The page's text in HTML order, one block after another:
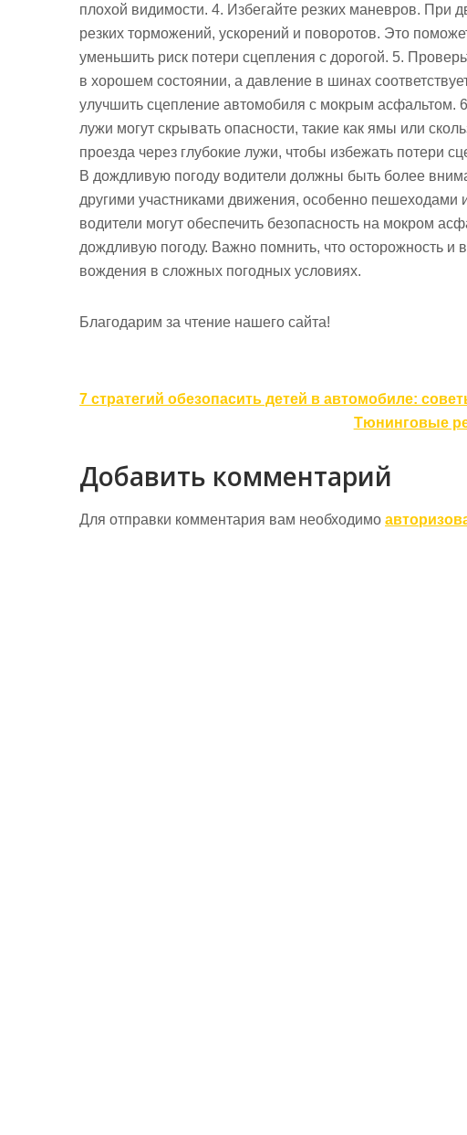
плохой видимости. 4. Избегайте резких маневров. При
резких торможений, ускорений и поворотов. Это
уменьшить риск потери сцепления с дорогой. 5.
в хорошем состоянии, а давление в шинах
улучшить сцепление автомобиля с мокрым
лужи могут скрывать опасности, такие как ямы или
проезда через глубокие лужи, чтобы избежать потери
В дождливую погоду водители должны быть более
другими участниками движения, особенно пешеходами
водители могут обеспечить безопасность на мокром
дождливую погоду. Важно помнить, что осторожность и
вождения в сложных погодных условиях.
Благодарим за чтение нашего сайта!
Навигация
7 стратегий обезопасить детей в автомобиле:
Тюнинговые
Добавить комментарий
Для отправки комментария вам необходимо